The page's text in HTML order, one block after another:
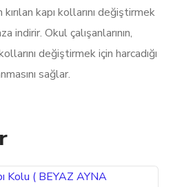
kapı kollarını değiştirmek
indirir. Okul çalışanlarının,
değiştirmek için harcadığı
sağlar.